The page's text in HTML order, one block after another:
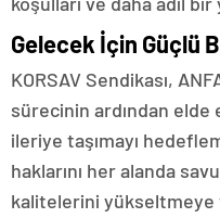
Gelecek İçin Güçlü
KORSAV Sendikası,
sürecinin ardından elde
ileriye taşımayı
haklarını her alanda
kalitelerini